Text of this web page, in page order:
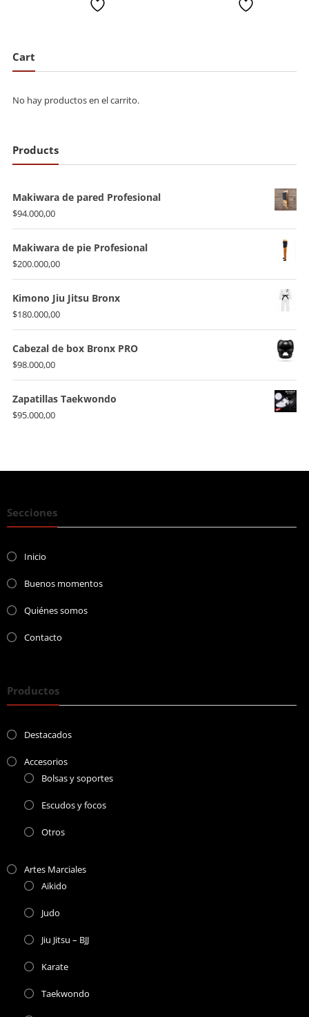
Cart
No hay productos en el carrito.
Products
Makiwara de pared Profesional
$94.000,00
Makiwara de pie Profesional
$200.000,00
Kimono Jiu Jitsu Bronx
$180.000,00
Cabezal de box Bronx PRO
$98.000,00
Zapatillas Taekwondo
$95.000,00
Secciones
Inicio
Buenos momentos
Quiénes somos
Contacto
Productos
Destacados
Accesorios
Bolsas y soportes
Escudos y focos
Otros
Artes Marciales
Aikido
Judo
Jiu Jitsu – BJJ
Karate
Taekwondo